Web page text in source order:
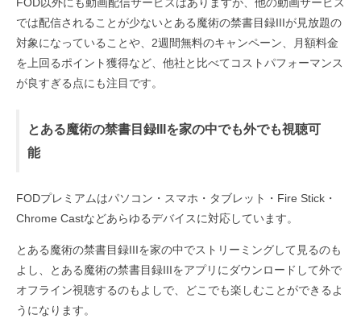
FOD以外にも動画配信サービスはありますが、他の動画サービス
では配信されることが少ないとある魔術の禁書目録IIIが見放題の
対象になっていることや、2週間無料のキャンペーン、月額料金
を上回るポイント獲得など、他社と比べてコストパフォーマンス
が良すぎる点にも注目です。
とある魔術の禁書目録IIIを家の中でも外でも視聴可
能
FODプレミアムはパソコン・スマホ・タブレット・Fire Stick・
Chrome Castなどあらゆるデバイスに対応しています。
とある魔術の禁書目録IIIを家の中でストリーミングして見るのも
よし、とある魔術の禁書目録IIIをアプリにダウンロードして外で
オフライン視聴するのもよしで、どこでも楽しむことができるよ
うになります。